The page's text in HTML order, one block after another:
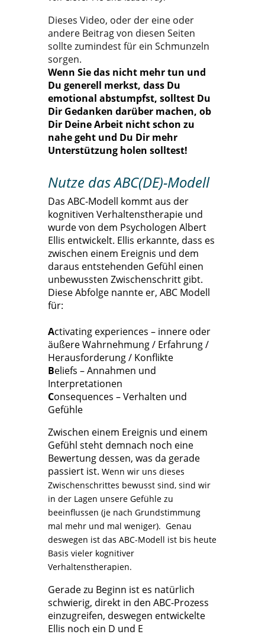
Dieses Video, oder der eine oder
andere Beitrag von diesen Seiten
sollte zumindest für ein Schmunzeln
sorgen.
Wenn Sie das nicht mehr tun und
Du generell merkst, dass Du
emotional abstumpfst, solltest Du
Dir Gedanken darüber machen, ob
Dir Deine Arbeit nicht schon zu
nahe geht und Du Dir mehr
Unterstützung holen solltest!
Nutze das ABC(DE)-Modell
Das ABC-Modell kommt aus der
kognitiven Verhaltenstherapie und
wurde von dem Psychologen Albert
Ellis entwickelt. Ellis erkannte, dass es
zwischen einem Ereignis und dem
daraus entstehenden Gefühl einen
unbewussten Zwischenschritt gibt.
Diese Abfolge nannte er, ABC Modell
für:
Activating experiences – innere oder
äußere Wahrnehmung / Erfahrung /
Herausforderung / Konflikte
Beliefs – Annahmen und
Interpretationen
Consequences – Verhalten und
Gefühle
Zwischen einem Ereignis und einem
Gefühl steht demnach noch eine
Bewertung dessen, was da gerade
passiert ist. Wenn wir uns dieses
Zwischenschrittes bewusst sind, sind wir
in der Lagen unsere Gefühle zu
beeinflussen (je nach Grundstimmung
mal mehr und mal weniger). Genau
deswegen ist das ABC-Modell ist bis heute
Basis vieler kognitiver
Verhaltenstherapien.
Gerade zu Beginn ist es natürlich
schwierig, direkt in den ABC-Prozess
einzugreifen, deswegen entwickelte
Ellis noch ein D und E